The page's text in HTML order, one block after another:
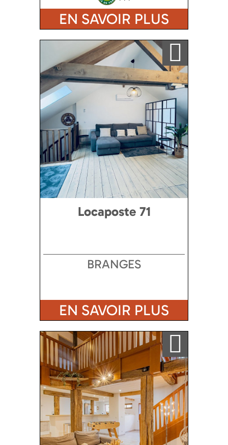
EN SAVOIR PLUS
Ajouter a ma sélection
Locaposte 71
BRANGES
EN SAVOIR PLUS
Ajouter a ma sélection